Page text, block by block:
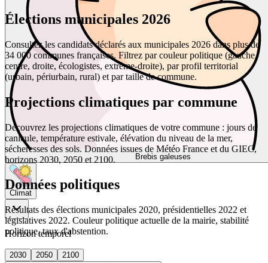
Brebis galeuses
Climat
Horizon temporel
2030 2050
2100
Élections municipales 2026
Consultez les candidats déclarés aux municipales 2026 dans plus de
34 000 communes françaises. Filtrez par couleur politique (gauche,
centre, droite, écologistes, extrême-droite), par profil territorial
(urbain, périurbain, rural) et par taille de commune.
Projections climatiques par commune
Découvrez les projections climatiques de votre commune : jours de
canicule, température estivale, élévation du niveau de la mer,
sécheresses des sols. Données issues de Météo France et du GIEC,
horizons 2030, 2050 et 2100.
Données politiques
Résultats des élections municipales 2020, présidentielles 2022 et
législatives 2022. Couleur politique actuelle de la mairie, stabilité
politique, taux d'abstention.